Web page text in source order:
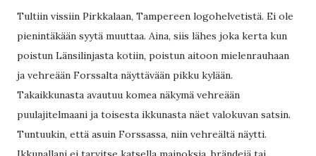
Tultiin vissiin Pirkkalaan, Tampereen logohelvetistä. Ei ole
pienintäkään syytä muuttaa. Aina, siis lähes joka kerta kun
poistun Länsilinjasta kotiin, poistun aitoon mielenrauhaan
ja vehreään Forssalta näyttävään pikku kylään.
Takaikkunasta avautuu komea näkymä vehreään
puulajitelmaani ja toisesta ikkunasta näet valokuvan satsin.
Tuntuukin, että asuin Forssassa, niin vehreältä näytti.